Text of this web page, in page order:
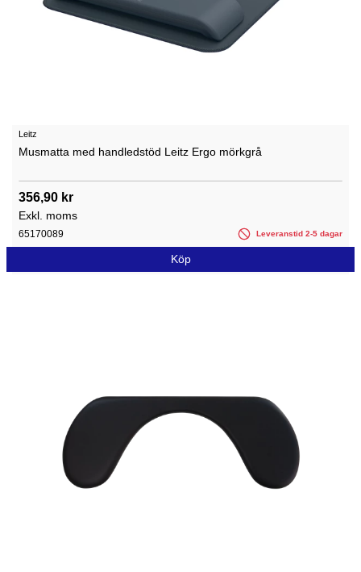
Leitz
Musmatta med handledstöd Leitz Ergo mörkgrå
356,90 kr
Exkl. moms
65170089 Leveranstid 2-5 dagar
Köp